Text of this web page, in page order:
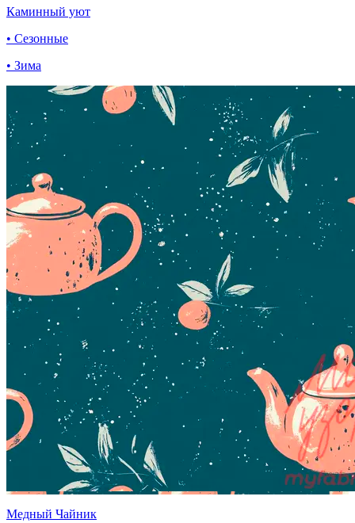
Каминный уют
• Сезонные
• Зима
Медный Чайник